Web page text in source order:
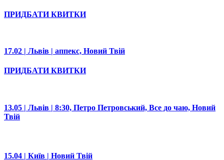
ПРИДБАТИ КВИТКИ
17.02 | Львів | аппекс, Новий Твій
ПРИДБАТИ КВИТКИ
13.05 | Львів | 8:30, Петро Петровський, Все до чаю, Новий
Твій
15.04 | Київ | Новий Твій